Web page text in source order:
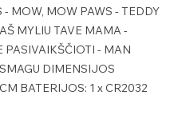
MOW, MOW PAWS - TEDDY
MYLIU TAVE MAMA -
PASIVAIKŠČIOTI - MAN
DIMENSIJOS
BATERIJOS: 1 x CR2032